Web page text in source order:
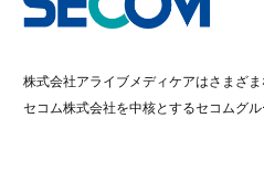
株式会社アライブメディケアはさまざ
セコム株式会社を中核とするセコムグル